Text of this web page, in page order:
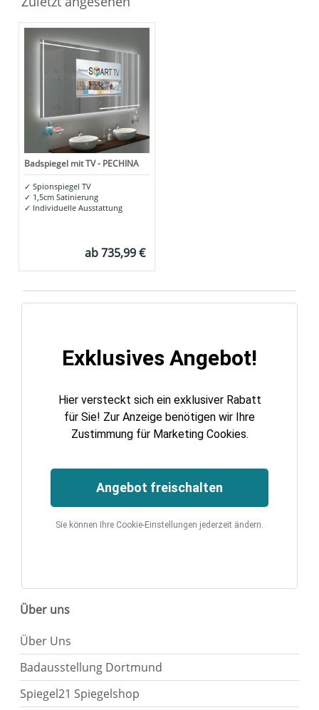
Badspiegel mit TV - PECHINA
✓ Spionspiegel TV
✓ 1,5cm Satinierung
✓ Individuelle Ausstattung
ab735,99 €
Exklusives Angebot!
Hier versteckt sich ein exklusiver Rabatt
für Sie! Zur Anzeige benötigen wir Ihre
Zustimmung für Marketing Cookies.
Angebot freischalten
Sie können Ihre Cookie-Einstellungen jederzeit ändern.
Über uns
Über Uns
Badausstellung Dortmund
Spiegel21 Spiegelshop